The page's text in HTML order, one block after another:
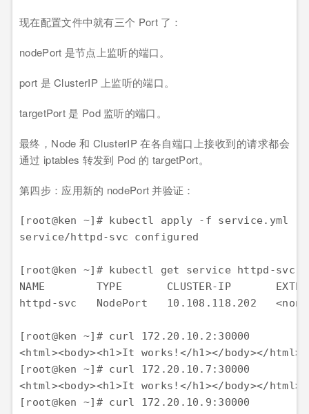
现在配置文件中就有三个 Port 了：
nodePort 是节点上监听的端口。
port 是 ClusterIP 上监听的端口。
targetPort 是 Pod 监听的端口。
最终，Node 和 ClusterIP 在各自端口上接收到的请求都会
通过 iptables 转发到 Pod 的 targetPort。
第四步：应用新的 nodePort 并验证：
[root@ken ~]# kubectl apply -f service.yml
service/httpd-svc configured
[root@ken ~]# kubectl get service httpd-svc
NAME        TYPE       CLUSTER-IP
httpd-svc   NodePort   10.108.118.202
[root@ken ~]# curl 172.20.10.2:30000
<html><body><h1>It works!</h1></body></html>
[root@ken ~]# curl 172.20.10.7:30000
<html><body><h1>It works!</h1></body></html>
[root@ken ~]# curl 172.20.10.9:30000